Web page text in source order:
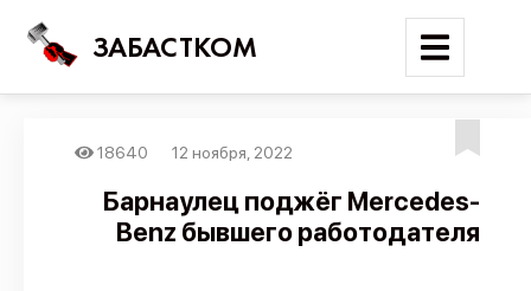
ЗАБАСТКОМ
Поиск
18640 12 ноября, 2022
Барнаулец поджёг Mercedes-
Benz бывшего работодателя